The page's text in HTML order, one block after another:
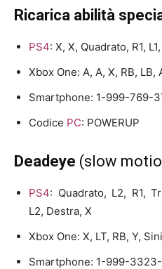
Ricarica abilità
PS4: X, X, Quadrato, R1,
Xbox One: A, A, X, RB,
Smartphone: 1-999-769-
Codice PC: POWERUP
Deadeye (slow
PS4: Quadrato, L2, R1,
L2, Destra, X
Xbox One: X, LT, RB, Y,
Smartphone: 1-999-